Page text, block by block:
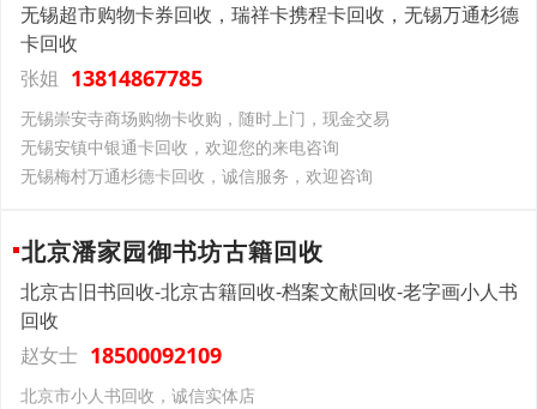
无锡超市购物卡券回收，瑞祥卡携程卡回收，无锡万通杉德
卡回收
张姐 13814867785
无锡崇安寺商场购物卡收购，随时上门，现金交易
无锡安镇中银通卡回收，欢迎您的来电咨询
无锡梅村万通杉德卡回收，诚信服务，欢迎咨询
北京潘家园御书坊古籍回收
北京古旧书回收-北京古籍回收-档案文献回收-老字画小人书
回收
赵女士 18500092109
北京市小人书回收，诚信实体店